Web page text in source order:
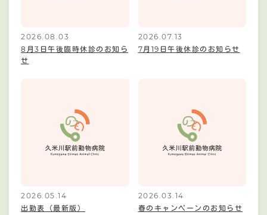
2026.08.03
8月3日午後臨時休診のお知ら
せ
2026.07.13
7月19日午後休診のお知らせ
2026.05.14
出勤表（最新版）
2026.03.14
春のキャンペーンのお知らせ